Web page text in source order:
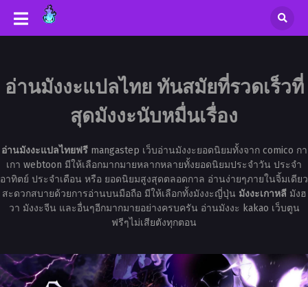
อ่านมังงะแปลไทย ทันสมัยที่รวดเร็วที่
สุดมังงะนับหมื่นเรื่อง
อ่านมังงะแปลไทยฟรีmangastep เว็บอ่านมังงะยอดนิยมทั้งจาก comico กา
เกา webtoon มีให้เลือกมากมายหลากหลายทั้งยอดนิยมประจำวัน ประจำ
อาทิตย์ ประจำเดือน หรือ ยอดนิยมสูงสุดตลอดกาล อ่านง่ายๆภายในจิ้มเดียว
สะดวกสบายด้วยการอ่านบนมือถือ มีให้เลือกทั้งมังงะญี่ปุ่น มังงะเกาหลีมังฮ
วา มังงะจีน และอื่นๆอีกมากมายอย่างครบครัน อ่านมังงะ kakao เว็บตูน
ฟรีๆไม่เสียตังทุกตอน